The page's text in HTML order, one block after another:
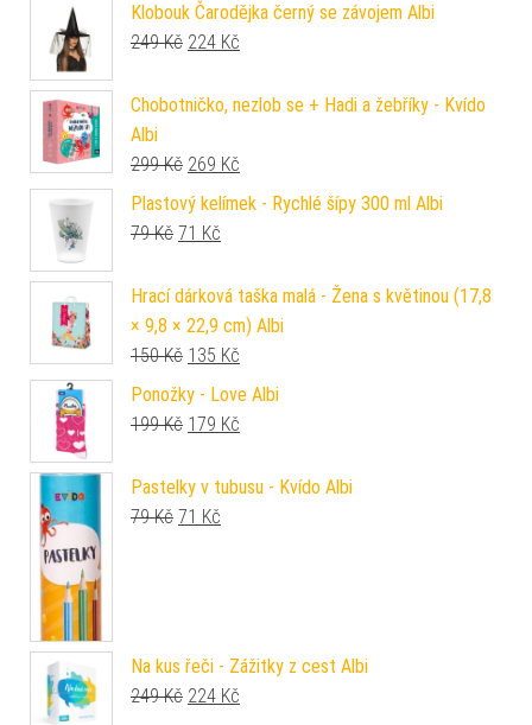
Klobouk Čarodějka černý se závojem Albi
249Kč Původní cena byla: 249 Kč.
224 Kč
Chobotničko, nezlob se + Hadi a žebříky - Kvído
Albi
299Kč Původní cena byla: 299 Kč.
269 Kč
Plastový kelímek - Rychlé šípy 300 ml Albi
79Kč Původní cena byla: 79 Kč.
71 Kč
Hrací dárková taška malá - Žena s květinou (17,8
× 9,8 × 22,9 cm) Albi
150Kč Původní cena byla: 150 Kč.
135 Kč
Ponožky - Love Albi
199Kč Původní cena byla: 199 Kč.
179 Kč
Pastelky v tubusu - Kvído Albi
79Kč Původní cena byla: 79 Kč.
71 Kč
Na kus řeči - Zážitky z cest Albi
249Kč Původní cena byla: 249 Kč.
224 Kč